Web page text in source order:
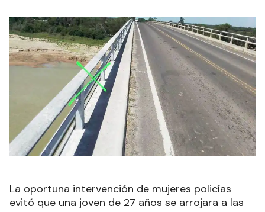
La oportuna intervención de mujeres policías
evitó que una joven de 27 años se arrojara a las